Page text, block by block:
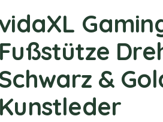
Fußstütze
&
Kunstleder